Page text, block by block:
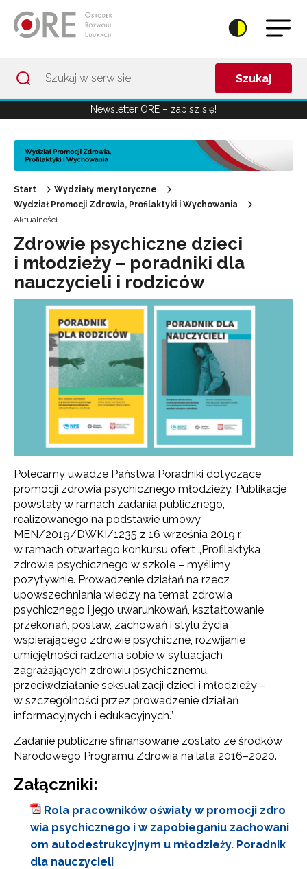
Szukaj
Newsletter ORE – zapisz się!
Start
Wydziały merytoryczne
Wydział Promocji Zdrowia, Profilaktyki i Wychowania
Aktualności
Zdrowie psychiczne dzieci
i młodzieży – poradniki dla
nauczycieli i rodziców
Polecamy uwadze Państwa Poradniki dotyczące
promocji zdrowia psychicznego młodzieży. Publikacje
powstały w ramach zadania publicznego,
realizowanego na podstawie umowy
MEN/2019/DWKI/1235 z 16 września 2019 r.
w ramach otwartego konkursu ofert „Profilaktyka
zdrowia psychicznego w szkole – myślimy
pozytywnie. Prowadzenie działań na rzecz
upowszechniania wiedzy na temat zdrowia
psychicznego i jego uwarunkowań, kształtowanie
przekonań, postaw, zachowań i stylu życia
wspierającego zdrowie psychiczne, rozwijanie
umiejętności radzenia sobie w sytuacjach
zagrażających zdrowiu psychicznemu,
przeciwdziałanie seksualizacji dzieci i młodzieży –
w szczególności przez prowadzenie działań
informacyjnych i edukacyjnych.”
Zadanie publiczne sfinansowane zostało ze środków
Narodowego Programu Zdrowia na lata 2016–2020.
Załączniki:
Rola pracowników oświaty w promocji zdro
wia psychicznego i w zapobieganiu zachowani
om autodestrukcyjnym u młodzieży. Poradnik
dla nauczycieli